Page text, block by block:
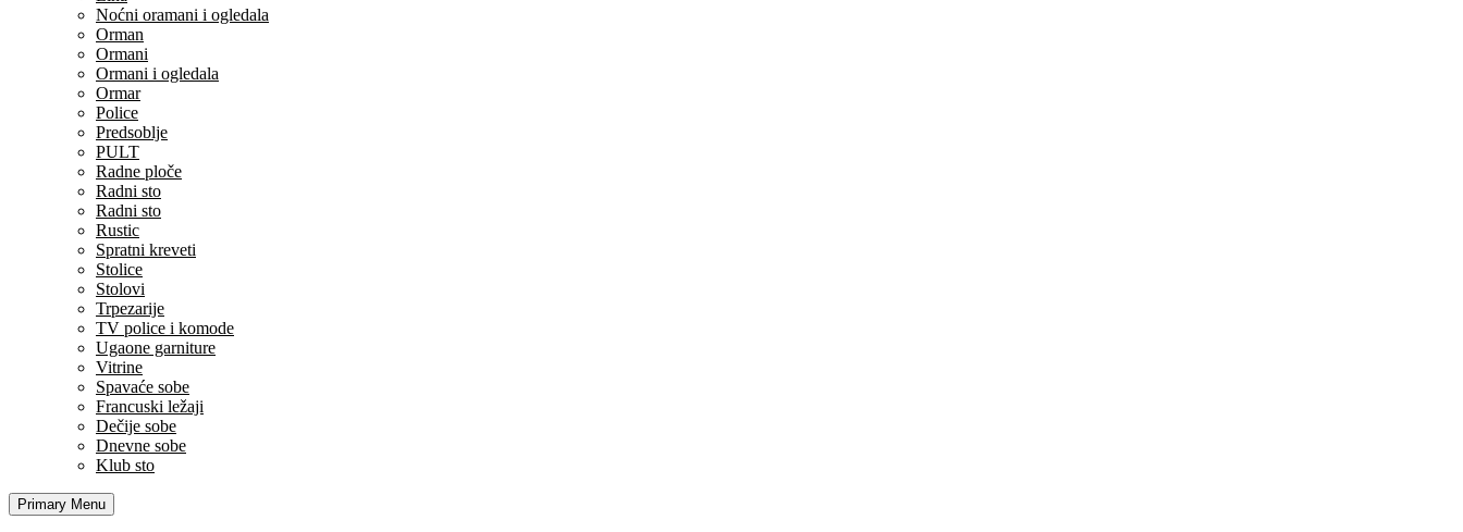
Noćni oramani i ogledala
Orman
Ormani
Ormani i ogledala
Ormar
Police
Predsoblje
PULT
Radne ploče
Radni sto
Radni sto
Rustic
Spratni kreveti
Stolice
Stolovi
Trpezarije
TV police i komode
Ugaone garniture
Vitrine
Spavaće sobe
Francuski ležaji
Dečije sobe
Dnevne sobe
Klub sto
Primary Menu